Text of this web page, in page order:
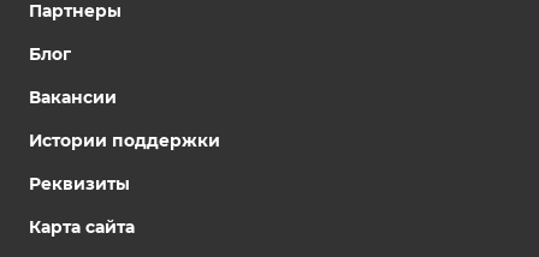
Партнеры
Блог
Вакансии
Истории поддержки
Реквизиты
Карта сайта